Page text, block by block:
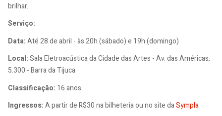
brilhar.
Serviço:
Data:Até 28 de abril - às 20h (sábado) e 19h (domingo)
Local:Sala Eletroacústica da Cidade das Artes - Av. das Américas,
5.300 - Barra da Tijuca
Classificação: 16 anos
Ingressos:A partir de R$30 na bilheteria ou no site daSympla